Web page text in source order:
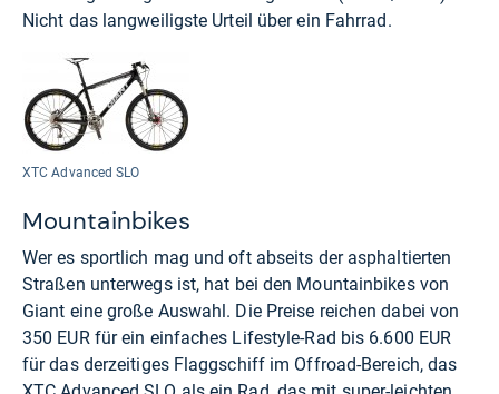
Nicht das langweiligste Urteil über ein Fahrrad.
XTC Advanced SLO
Mountainbikes
Wer es sportlich mag und oft abseits der asphaltierten
Straßen unterwegs ist, hat bei den Mountainbikes von
Giant eine große Auswahl. Die Preise reichen dabei von
350 EUR für ein einfaches Lifestyle-Rad bis 6.600 EUR
für das derzeitiges Flaggschiff im Offroad-Bereich, das